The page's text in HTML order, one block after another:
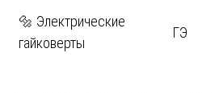
🔩 Электрические
гайковерты
ГЭ